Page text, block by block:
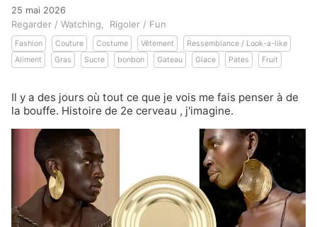
25 mai 2026
Regarder / Watching Rigoler / Fun
Fashion Couture Costume Vêtement
Ressemblance / Look-a-like
Aliment
Gras Sucre bonbon Gateau Glace Pates Fruit
Il y a des jours où tout ce que je vois me fais penser à de
la bouffe. Histoire de 2e cerveau , j'imagine.